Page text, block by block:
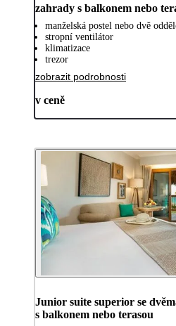
zahrady s balkonem nebo
manželská postel nebo dvě
stropní ventilátor
klimatizace
trezor
zobrazit podrobnosti
v ceně
Junior suite superior se
s balkonem nebo terasou